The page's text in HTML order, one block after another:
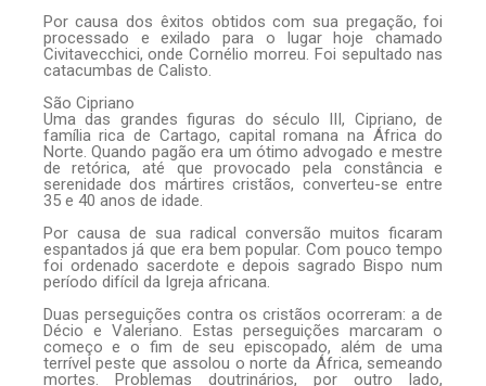
Por causa dos êxitos obtidos com sua pregação, foi
processado e exilado para o lugar hoje chamado
Civitavecchici, onde Cornélio morreu. Foi sepultado nas
catacumbas de Calisto.
São Cipriano
Uma das grandes figuras do século III, Cipriano, de
família rica de Cartago, capital romana na África do
Norte. Quando pagão era um ótimo advogado e mestre
de retórica, até que provocado pela constância e
serenidade dos mártires cristãos, converteu-se entre
35 e 40 anos de idade.
Por causa de sua radical conversão muitos ficaram
espantados já que era bem popular. Com pouco tempo
foi ordenado sacerdote e depois sagrado Bispo num
período difícil da Igreja africana.
Duas perseguições contra os cristãos ocorreram: a de
Décio e Valeriano. Estas perseguições marcaram o
começo e o fim de seu episcopado, além de uma
terrível peste que assolou o norte da África, semeando
mortes. Problemas doutrinários, por outro lado,